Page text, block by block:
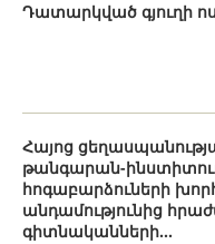
Դատարկված գյուղի
Հայոց
թանգարան-
հոգաբարձուների
անդամությունից
գիտնականների...